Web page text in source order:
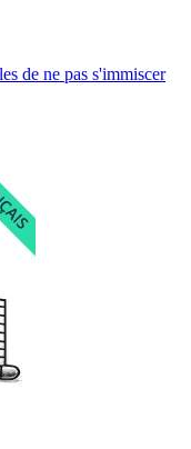
de ne pas s'immiscer